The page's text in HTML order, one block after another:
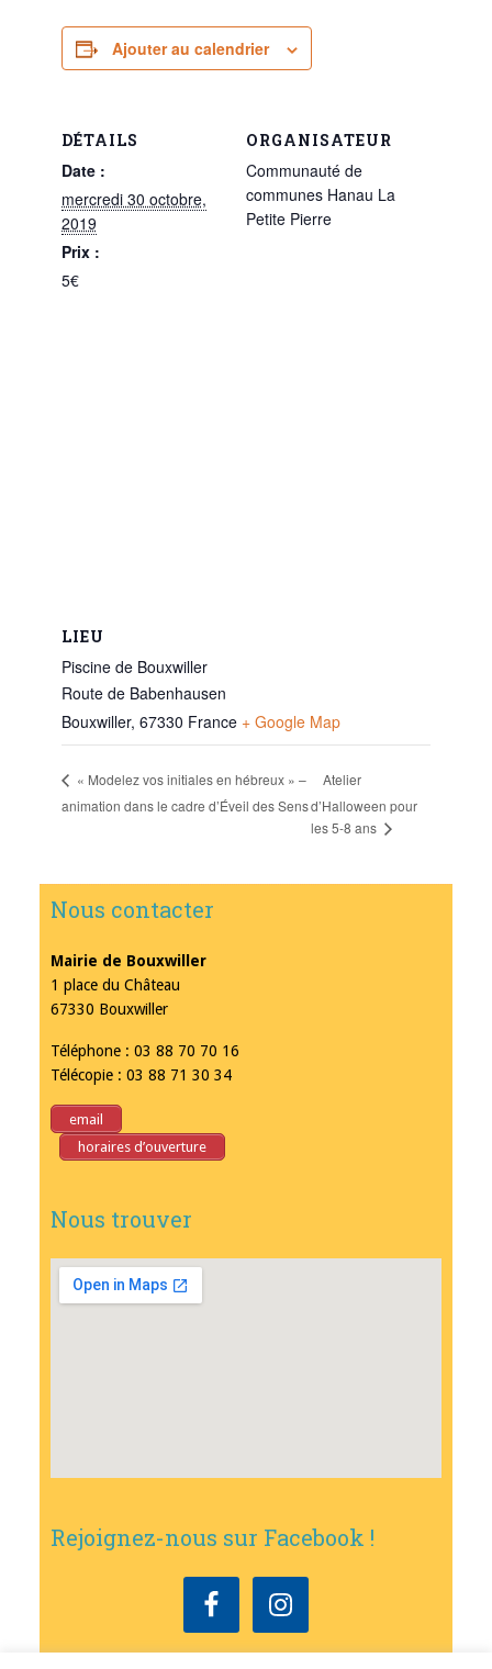
Ajouter au calendrier
DÉTAILS
Date :
mercredi 30 octobre,
2019
Prix :
5€
ORGANISATEUR
Communauté de
communes Hanau La
Petite Pierre
LIEU
Piscine de Bouxwiller
Route de Babenhausen
Bouxwiller, 67330 France + Google Map
« Modelez vos initiales en hébreux » –
animation dans le cadre d’Éveil des Sens
Atelier
d’Halloween pour
les 5-8 ans
Nous contacter
Mairie de Bouxwiller
1 place du Château
67330 Bouxwiller
Téléphone : 03 88 70 70 16
Télécopie : 03 88 71 30 34
email
horaires d’ouverture
Nous trouver
Rejoignez-nous sur Facebook !